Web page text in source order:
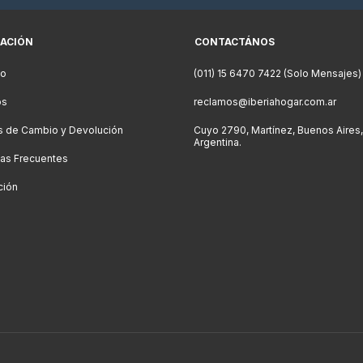
de Cambio y Devolución
Frecuentes
CONTACTÁNOS
(011) 15 6470 7422 (Solo Mensajes)
reclamos@iberiahogar.com.ar
Cuyo 2790, Martínez, Buenos Aires,
Argentina.